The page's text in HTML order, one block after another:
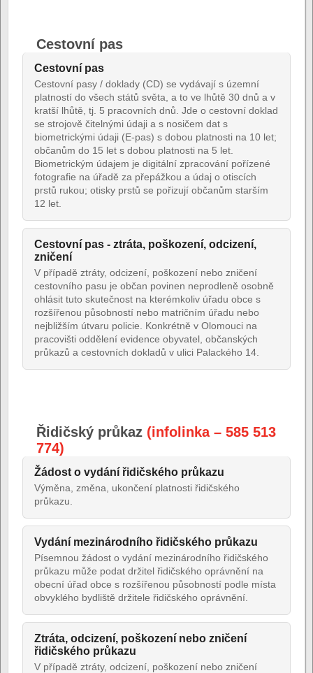
Cestovní pas
Cestovní pas
Cestovní pasy / doklady (CD) se vydávají s územní
platností do všech států světa, a to ve lhůtě 30 dnů a v
kratší lhůtě, tj. 5 pracovních dnů. Jde o cestovní doklad
se strojově čitelnými údaji a s nosičem dat s
biometrickými údaji (E-pas) s dobou platnosti na 10 let;
občanům do 15 let s dobou platnosti na 5 let.
Biometrickým údajem je digitální zpracování pořízené
fotografie na úřadě za přepážkou a údaj o otiscích
prstů rukou; otisky prstů se pořizují občanům starším
12 let.
Cestovní pas - ztráta, poškození, odcizení,
zničení
V případě ztráty, odcizení, poškození nebo zničení
cestovního pasu je občan povinen neprodleně osobně
ohlásit tuto skutečnost na kterémkoliv úřadu obce s
rozšířenou působností nebo matričním úřadu nebo
nejbližším útvaru policie. Konkrétně v Olomouci na
pracovišti oddělení evidence obyvatel, občanských
průkazů a cestovních dokladů v ulici Palackého 14.
Řidičský průkaz (infolinka – 585 513
774)
Žádost o vydání řidičského průkazu
Výměna, změna, ukončení platnosti řidičského
průkazu.
Vydání mezinárodního řidičského průkazu
Písemnou žádost o vydání mezinárodního řidičského
průkazu může podat držitel řidičského oprávnění na
obecní úřad obce s rozšířenou působností podle místa
obvyklého bydliště držitele řidičského oprávnění.
Ztráta, odcizení, poškození nebo zničení
řidičského průkazu
V případě ztráty, odcizení, poškození nebo zničení